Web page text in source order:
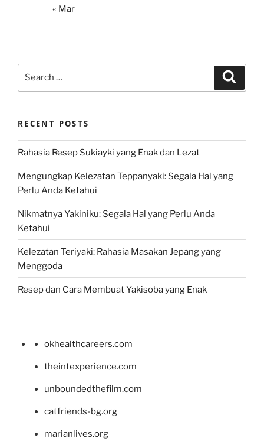
« Mar
RECENT POSTS
Rahasia Resep Sukiayki yang Enak dan Lezat
Mengungkap Kelezatan Teppanyaki: Segala Hal yang
Perlu Anda Ketahui
Nikmatnya Yakiniku: Segala Hal yang Perlu Anda
Ketahui
Kelezatan Teriyaki: Rahasia Masakan Jepang yang
Menggoda
Resep dan Cara Membuat Yakisoba yang Enak
okhealthcareers.com
theintexperience.com
unboundedthefilm.com
catfriends-bg.org
marianlives.org